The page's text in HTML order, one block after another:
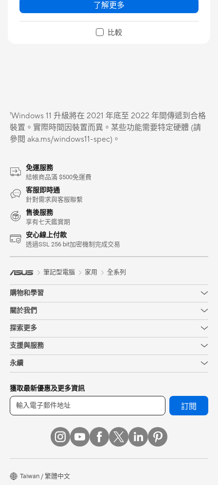
了解更多
比較
¹Windows 11 升級將在 2021 年底至 2022 年間傳遞到合格
裝置。實際時間因裝置而異。某些功能需要特定硬體 (請
參閱 aka.ms/windows11-spec)。
免運服務
結帳商品滿 $500免運費
客服即時通
針對需求與客服聯繫
售後服務
享有七天鑑賞期
安心線上付款
透過SSL 256 bit加密機制完成交易
筆記型電腦 家用 全系列
購物和學習
關於我們
探索更多
支援與服務
永續
獲取最新優惠及更多資訊
訂閱
Taiwan / 繁體中文